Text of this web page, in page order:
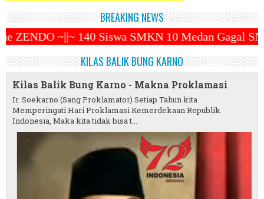
BREAKING NEWS
SMKN 10 Medan Gagal SNBP ~||~
KILAS BALIK BUNG KARNO
Kilas Balik Bung Karno - Makna Proklamasi
Ir. Soekarno (Sang Proklamator) Setiap Tahun kita
Memperingati Hari Proklamasi Kemerdekaan Republik
Indonesia, Maka kita tidak bisa t...